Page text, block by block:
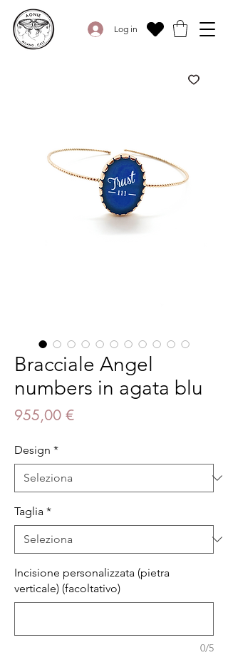
Log in
Bracciale Angel
numbers in agata blu
955,00 €Prezzo
Design *
Taglia *
Incisione personalizzata (pietra
verticale) (facoltativo)
0/5